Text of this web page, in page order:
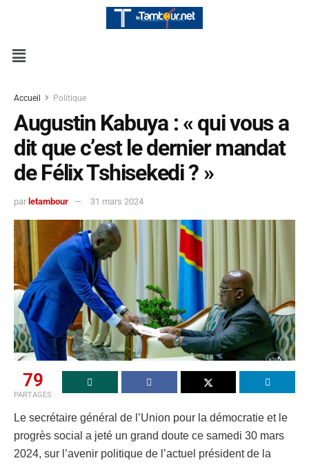
Accueil Politique
Augustin Kabuya : « qui vous a
dit que c’est le dernier mandat
de Félix Tshisekedi ? »
par letambour 31 mars 2024
79
PARTAGES
Le secrétaire général de l’Union pour la démocratie et le
progrès social a jeté un grand doute ce samedi 30 mars
2024, sur l’avenir politique de l’actuel président de la